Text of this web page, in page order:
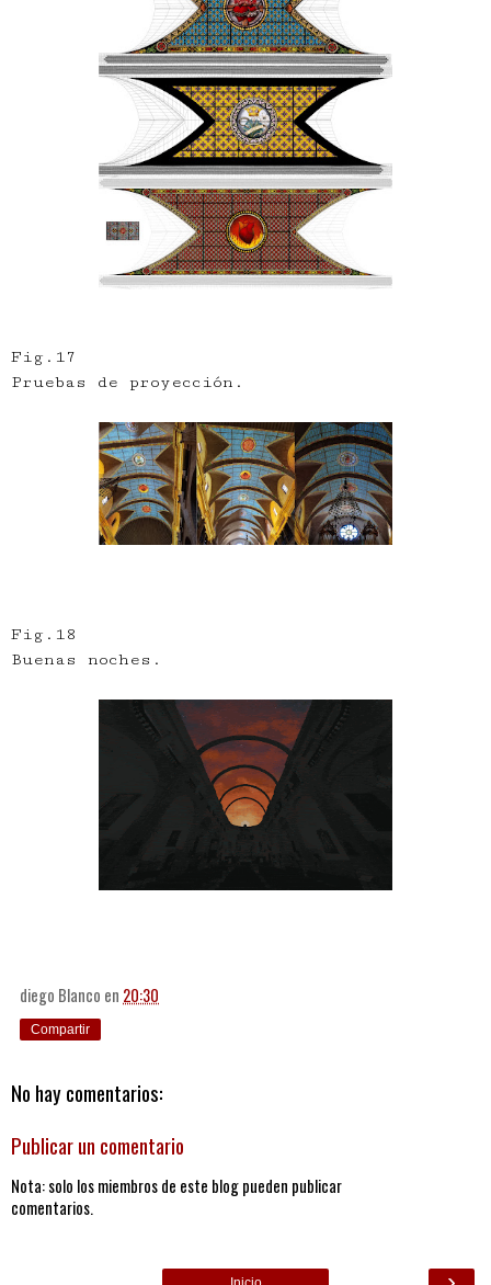
Fig.17
Pruebas de proyección.
Fig.18
Buenas noches.
diego Blanco en 20:30
Compartir
No hay comentarios:
Publicar un comentario
Nota: solo los miembros de este blog pueden publicar
comentarios.